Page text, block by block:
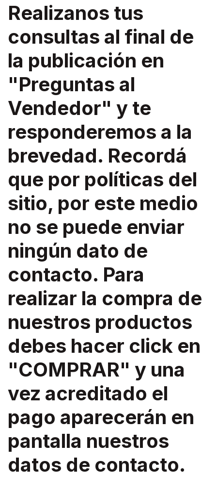
Realizanos tus
consultas al final de
la publicación en
"Preguntas al
Vendedor" y te
responderemos a la
brevedad. Recordá
que por políticas del
sitio, por este medio
no se puede enviar
ningún dato de
contacto. Para
realizar la compra de
nuestros productos
debes hacer click en
"COMPRAR" y una
vez acreditado el
pago aparecerán en
pantalla nuestros
datos de contacto.